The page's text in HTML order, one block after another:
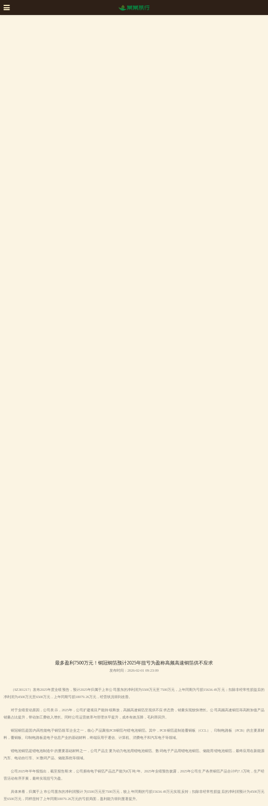
最多盈利7500万元！铜冠铜箔预计2025年扭亏为盈称高频高速铜箔供不应求
发布时间：2026-02-01 09:23:09
（SZ301217）发布2025年度业绩预告，预计2025年归属于上市公司股东的净利润为5500万元至7500万元，上年同期为亏损15634.49万元；扣除非经常性损益后的
净利润为4500万元至6500万元，上年同期亏损18079.26万元，经营状况得到改善。
对于业绩变动原因，公司表示，2025年，公司扩建项目产能持续释放，高频高速铜箔呈现供不应求态势，销量实现较快增长。公司高频高速铜箔等高附加值产品
销量占比提升，带动加工费收入增长。同时公司运营效率与管理水平提升，成本有效压降，毛利率回升。
铜冠铜箔是国内高性能电子铜箔领军企业之一，核心产品聚焦PCB铜箔与锂电池铜箔。其中，PCB铜箔是制造覆铜板（CCL）、印制电路板（PCB）的主要原材
料，覆铜板、印制电路板是电子信息产业的基础材料，终端应用于通信、计算机、消费电子和汽车电子等领域。
锂电池铜箔是锂电池制造中的重要基础材料之一，公司产品主要为动力电池用锂电池铜箔、数码电子产品用锂电池铜箔、储能用锂电池铜箔，最终应用在新能源
汽车、电动自行车、3C数码产品、储能系统等领域。
公司2025年半年报指出，截至报告期末，公司拥有电子铜箔产品总产能为8万吨/年。2025年业绩预告披露，2025年公司生产各类铜箔产品合计约7.1万吨，生产经
营活动有序开展，最终实现扭亏为盈。
具体来看，归属于上市公司股东的净利润预计为5500万元至7500万元，较上年同期的亏损15634.49万元实现反转；扣除非经常性损益后的净利润预计为4500万元
至6500万元，同样扭转了上年同期18079.26万元的亏损局面，盈利能力得到显著提升。